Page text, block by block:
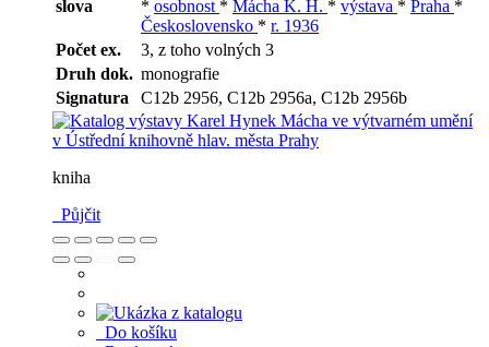
slova
* osobnost * Mácha K. H. * výstava * Praha *
Československo * r. 1936
Počet ex.
3, z toho volných 3
Druh dok. monografie
Signatura
C12b 2956, C12b 2956a, C12b 2956b
kniha
Půjčit
Do košíku